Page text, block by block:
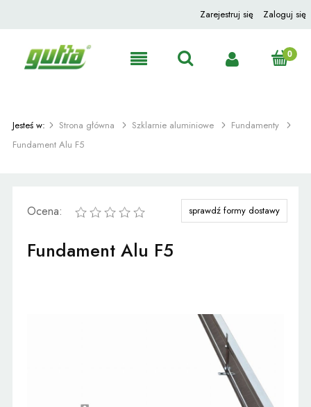
Zarejestruj się Zaloguj się
Jesteś w: Strona główna Szklarnie aluminiowe
Fundamenty
Fundament Alu F5
Fundament Alu F5
sprawdź formy dostawy
Ocena: